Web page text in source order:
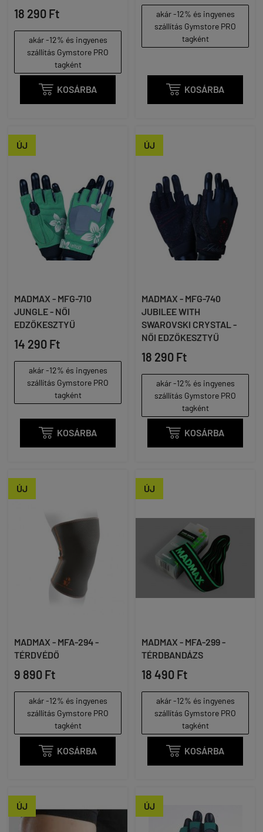
18 290 Ft
akár -12% és ingyenes
szállítás Gymstore PRO
tagként
 KOSÁRBA
akár -12% és ingyenes
szállítás Gymstore PRO
tagként
 KOSÁRBA
ÚJ
MADMAX - MFG-710
JUNGLE - NŐI
EDZŐKESZTYŰ
14 290 Ft
akár -12% és ingyenes
szállítás Gymstore PRO
tagként
 KOSÁRBA
ÚJ
MADMAX - MFG-740
JUBILEE WITH
SWAROVSKI CRYSTAL -
NŐI EDZŐKESZTYŰ
18 290 Ft
akár -12% és ingyenes
szállítás Gymstore PRO
tagként
 KOSÁRBA
ÚJ
MADMAX - MFA-294 -
TÉRDVÉDŐ
9 890 Ft
akár -12% és ingyenes
szállítás Gymstore PRO
tagként
 KOSÁRBA
ÚJ
MADMAX - MFA-299 -
TÉRDBANDÁZS
18 490 Ft
akár -12% és ingyenes
szállítás Gymstore PRO
tagként
 KOSÁRBA
ÚJ ÚJ